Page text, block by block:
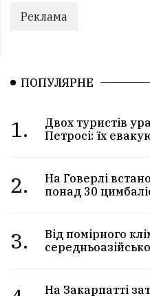
Реклама
ПОПУЛЯРНЕ
1.
Двох туристів
Петросі: їх
2.
На Говерлі
понад 30
3.
Від помірного
На Закарпатті